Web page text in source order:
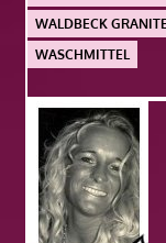
WALDBECK
WASCHMITTEL